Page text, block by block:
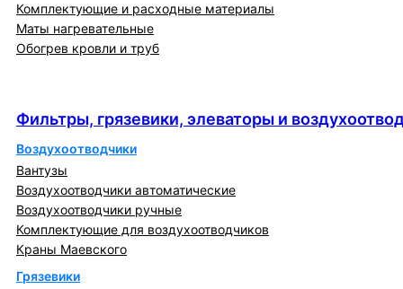
Комплектующие и расходные материалы
Маты нагревательные
Обогрев кровли и труб
Фильтры, грязевики, элеваторы и
Воздухоотводчики
Вантузы
Воздухоотводчики автоматические
Воздухоотводчики ручные
Комплектующие для воздухоотводчиков
Краны Маевского
Грязевики